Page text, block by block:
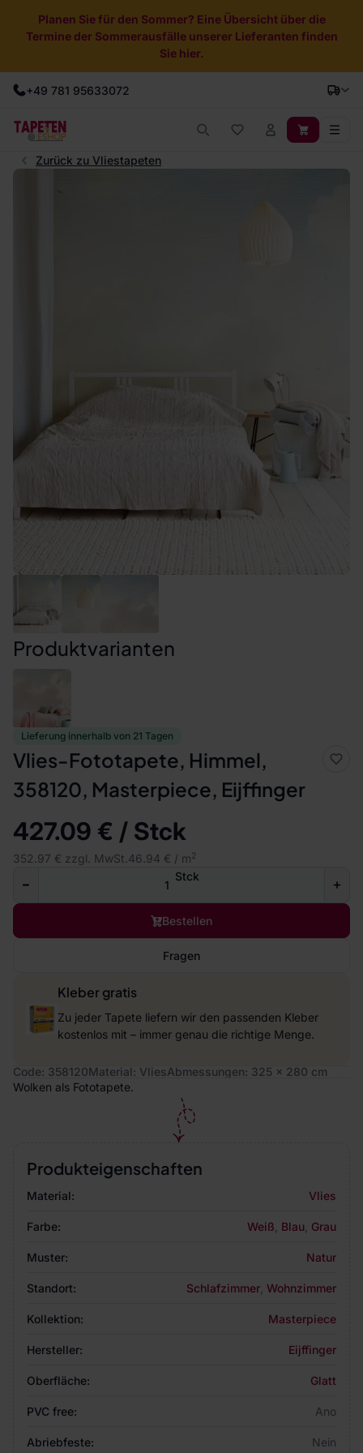
Planen Sie für den Sommer? Eine Übersicht über die
Termine der Sommerausfälle unserer Lieferanten finden
Sie hier.
+49 781 95633072
Zurück zu Vliestapeten
Lieferung innerhalb von 21 Tagen
Vlies-Fototapete, Himmel,
358120, Masterpiece, Eijffinger
427.09 € / Stck
352.97 € zzgl. MwSt. 46.94 € / m2
Stck
Bestellen
Fragen
Kleber gratis
Zu jeder Tapete liefern wir den passenden Kleber
kostenlos mit – immer genau die richtige Menge.
Code: 358120Material: VliesAbmessungen: 325 x 280 cm
Wolken als Fototapete.
Produktvarianten
Produkteigenschaften
Material: Vlies
Farbe: Weiß Blau Grau
Muster: Natur
Standort: Schlafzimmer Wohnzimmer
Kollektion: Masterpiece
Hersteller: Eijffinger
Oberfläche: Glatt
PVC free: Ano
Abriebfeste: Nein